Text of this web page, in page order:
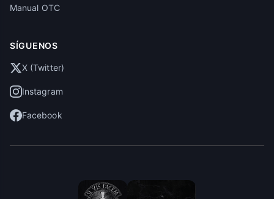
Manual OTC
SÍGUENOS
X (Twitter)
Instagram
Facebook